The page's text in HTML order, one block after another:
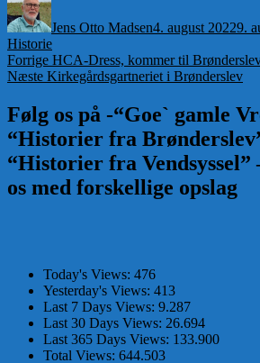
Jens Otto Madsen4. august 20229.
Historie
Indlægsnavigation
Forrige Forrige
indlæg:
HCA-Dress, kommer til
Næste Næste
Kirkegårdsgartneriet i Brønderslev
Følg os på -“Goe` gamle
“Historier fra
“Historier fra Vendsyssel”
os med forskellige opslag
Today's Views: 476
Yesterday's Views: 413
Last 7 Days Views: 9.287
Last 30 Days Views: 26.694
Last 365 Days Views: 133.900
Total Views: 644.503